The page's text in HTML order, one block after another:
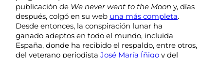
publicación de We never went to the Moon y, días
después, colgó en su web una más completa.
Desde entonces, la conspiración lunar ha
ganado adeptos en todo el mundo, incluida
España, donde ha recibido el respaldo, entre otros,
del veterano periodista José María Íñigo y del